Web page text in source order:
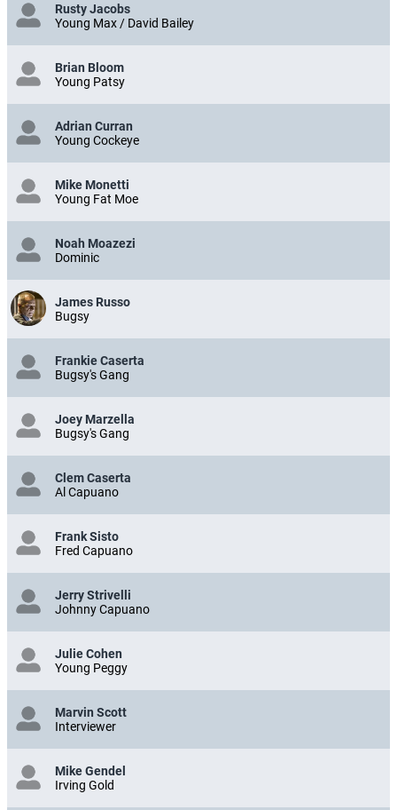
Rusty Jacobs
Young Max / David Bailey
Brian Bloom
Young Patsy
Adrian Curran
Young Cockeye
Mike Monetti
Young Fat Moe
Noah Moazezi
Dominic
James Russo
Bugsy
Frankie Caserta
Bugsy's Gang
Joey Marzella
Bugsy's Gang
Clem Caserta
Al Capuano
Frank Sisto
Fred Capuano
Jerry Strivelli
Johnny Capuano
Julie Cohen
Young Peggy
Marvin Scott
Interviewer
Mike Gendel
Irving Gold